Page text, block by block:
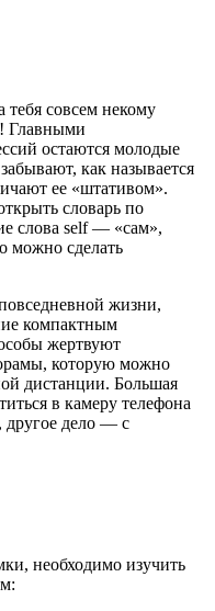
совсем некому
Главными
остаются молодые
как называется
ее «штативом».
словарь по
слова self — «сам»,
можно сделать
жизни,
компактным
жертвуют
которую можно
дистанции. Большая
в камеру телефона
другое дело — с
необходимо изучить